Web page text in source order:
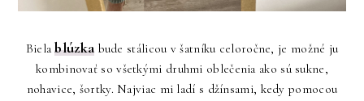
Bielablúzka bude stálicou v šatníku celoročne, je možné ju
kombinovať so všetkými druhmi oblečenia ako sú sukne,
nohavice, šortky. Najviac mi ladí s džínsami, kedy pomocou